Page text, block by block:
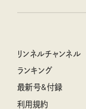
クラフトビール案内
リンネル 暮らしの
ナチュラルメイクレ
喜ばれる贈り物手帖
空想喫茶トラノコ
圷みほさんのゆる
リンネル暮らし部
リンネルチャンネル
おぱんつ君のわく
毎日が心地よくなる
リンネルチャンネル
ランキング
最新号&付録
利用規約